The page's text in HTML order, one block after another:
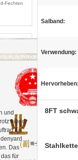
Fechten
und
einen
für
Das
für
Salband:
Verwendung:
Hervorheben:
8FT